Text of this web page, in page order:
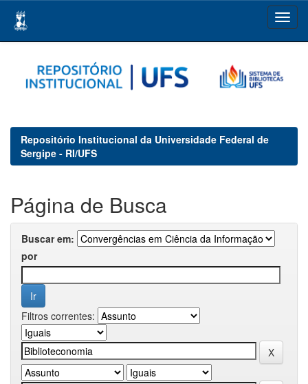
navigation
Repositório Institucional da Universidade Federal de
Sergipe - RI/UFS
Página de Busca
Buscar em:
por
Filtros correntes: